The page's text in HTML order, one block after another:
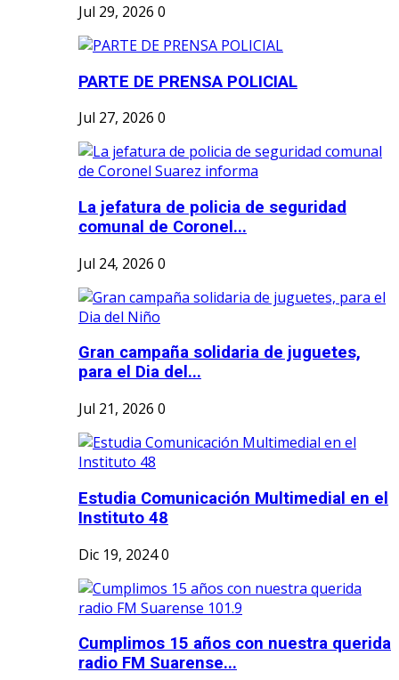
Jul 29, 2026 0
PARTE DE PRENSA POLICIAL
Jul 27, 2026 0
La jefatura de policia de seguridad
comunal de Coronel...
Jul 24, 2026 0
Gran campaña solidaria de juguetes,
para el Dia del...
Jul 21, 2026 0
Estudia Comunicación Multimedial en el
Instituto 48
Dic 19, 20240
Cumplimos 15 años con nuestra querida
radio FM Suarense...